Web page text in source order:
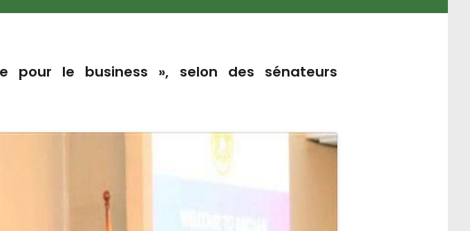
pour le business », selon des sénateurs